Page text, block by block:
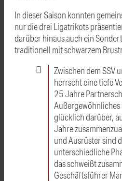
In dieser Saison konnten
nur die drei Ligatrikots
darüber hinaus auch ein
traditionell mit schwarzem
Zwischen dem SSV
herrscht eine tiefe
25 Jahre
glücklich darüber,
Jahre
und Ausrüster sind
unterschiedliche
das schweißt
Geschäftsführer